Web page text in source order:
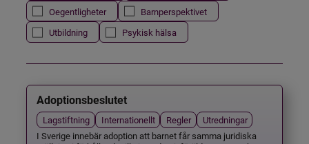
Oegentligheter
Barnperspektivet
Utbildning
Psykisk hälsa
Adoptionsbeslutet
Lagstiftning Internationellt Regler
Utredningar
I Sverige innebär adoption att barnet får samma juridiska